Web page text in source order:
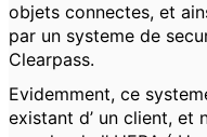
objets connectes, et
par un systeme de
Clearpass.
Evidemment, ce
existant d’ un client, et